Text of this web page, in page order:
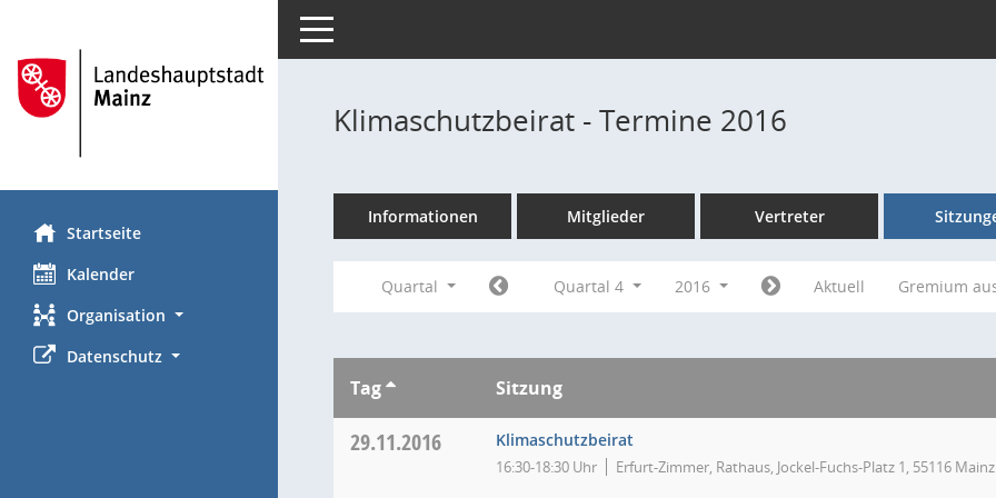
Startseite
Kalender
Organisation
Datenschutz
Toggle navigation
Klimaschutzbeirat - Termine 2016
Informationen Mitglieder Vertreter
Quartal Quartal 4 2016 Aktuell Gremium
Tag Sitzung
29.11.2016 Klimaschutzbeirat
16:30-18:30 Uhr Erfurt-Zimmer, Rathaus, Jockel-Fuchs-Platz 1, 55116 Mainz